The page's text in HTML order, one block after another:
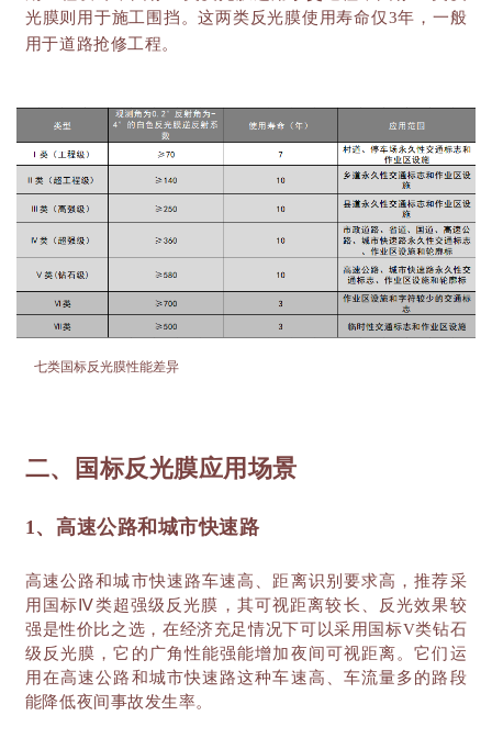
光膜则用于施工围挡。这两类反光膜使用寿命仅3年，一般
用于道路抢修工程。
七类国标反光膜性能差异
二、国标反光膜应用场景
1、高速公路和城市快速路
高速公路和城市快速路车速高、距离识别要求高，推荐采
用国标 Ⅳ类超强级反光膜，其可视距离较长、反光效果较
强是性价比之选，在经济充足情况下可以采用国标V类钻石
级反光膜，它的广角性能强能增加夜间可视距离。它们运
用在高速公路和城市快速路这种车速高、车流量多的路段
能降低夜间事故发生率。